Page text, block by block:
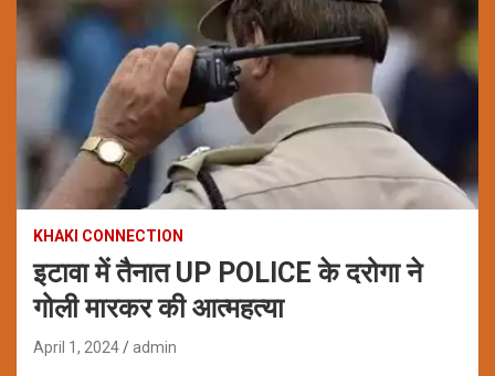
KHAKI CONNECTION
इटावा में तैनात UP POLICE के दरोगा ने
गोली मारकर की आत्महत्या
April 1, 2024 admin